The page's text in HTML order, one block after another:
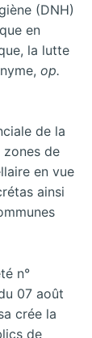
(DNH)
en
la lutte
op.
de la
zones de
en vue
ainsi
n°
07 août
crée la
de